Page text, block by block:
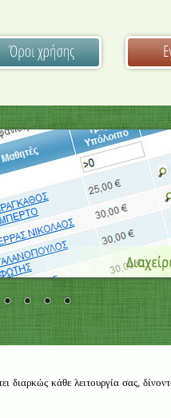
διαρκώς κάθε λειτουργία σας,